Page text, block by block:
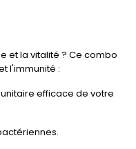
et la vitalité ? Ce combo
l'immunité :
efficace de votre